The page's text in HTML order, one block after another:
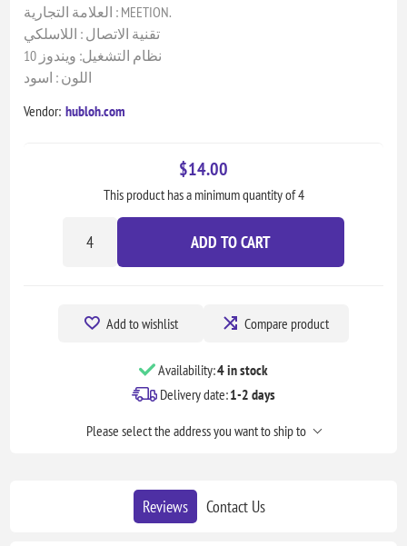
العلامة التجارية : MEETION.
تقنية الاتصال : اللاسلكي
نظام التشغيل: ويندوز 10
اللون : اسود
Vendor: hubloh.com
$14.00
This product has a minimum quantity of 4
ADD TO CART
Add to wishlist Compare product
Availability:4 in stock
Delivery date:1-2 days
Please select the address you want to ship to
Reviews Contact Us